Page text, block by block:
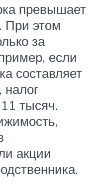
превышает
При этом
за
если
составляет
налог
тысяч.
акции